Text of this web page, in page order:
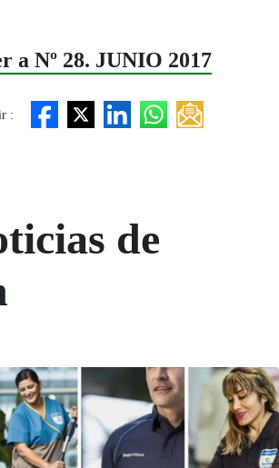
a Nº 28. JUNIO 2017
:
de